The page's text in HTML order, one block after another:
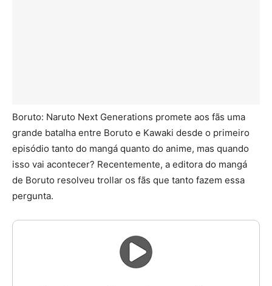
Boruto: Naruto Next Generations promete aos fãs uma
grande batalha entre Boruto e Kawaki desde o primeiro
episódio tanto do mangá quanto do anime, mas quando
isso vai acontecer? Recentemente, a editora do mangá
de Boruto resolveu trollar os fãs que tanto fazem essa
pergunta.